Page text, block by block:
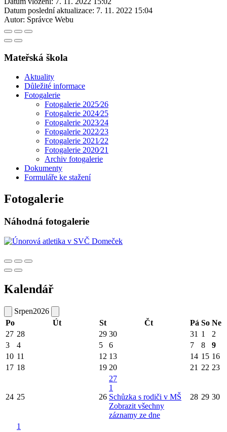
Datum poslední aktualizace: 7. 11. 2022 15:04
Autor: Správce Webu
Mateřská škola
Aktuality
Důležité informace
Fotogalerie
Fotogalerie 2025⁄26
Fotogalerie 2024⁄25
Fotogalerie 2023⁄24
Fotogalerie 2022⁄23
Fotogalerie 2021⁄22
Fotogalerie 2020⁄21
Archiv fotogalerie
Dokumenty
Formuláře ke stažení
Fotogalerie
Náhodná fotogalerie
Kalendář
Srpen2026
Po
Út St Čt Pá So Ne
27 28 29 30 31 1
2
3
4 5 6 7 8
9
10 11 12 13 14 15 16
17 18 19 20 21 22 23
24 25 26
27
1
Schůzka s rodiči v MŠ
Zobrazit všechny
záznamy ze dne
28 29 30
1